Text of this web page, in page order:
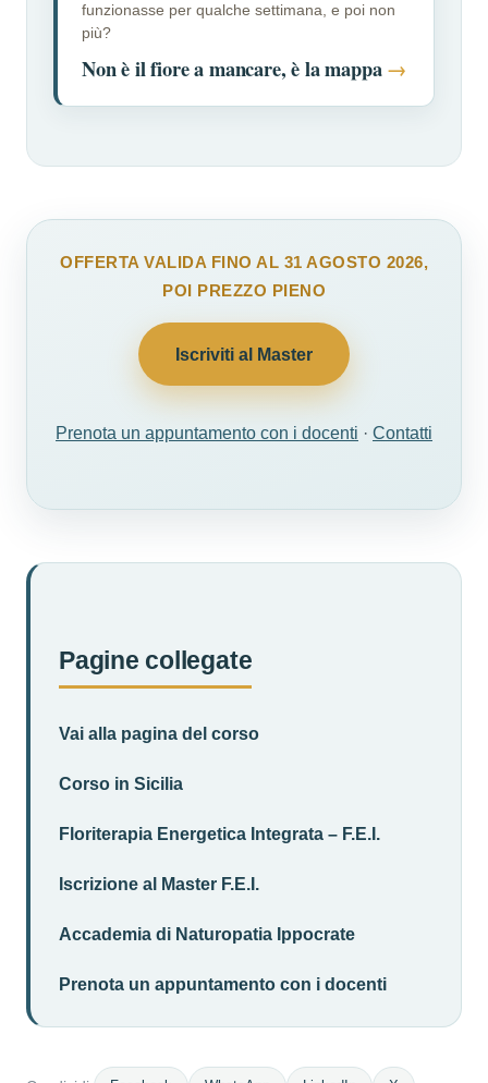
funzionasse per qualche settimana, e poi non
più?
Non è il fiore a mancare, è la mappa→
OFFERTA VALIDA FINO AL 31 AGOSTO 2026,
POI PREZZO PIENO
Iscriviti al Master
Prenota un appuntamento con i docenti · Contatti
Pagine collegate
Vai alla pagina del corso
Corso in Sicilia
Floriterapia Energetica Integrata – F.E.I.
Iscrizione al Master F.E.I.
Accademia di Naturopatia Ippocrate
Prenota un appuntamento con i docenti